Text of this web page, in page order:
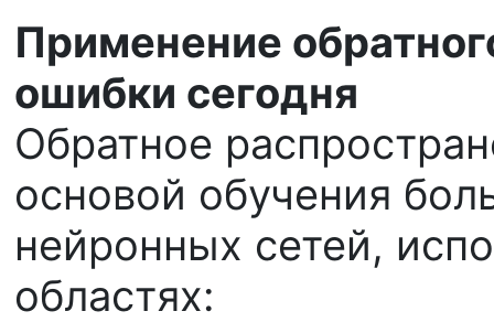
Применение
ошибки сегодня
Обратное
основой обучения
нейронных сетей,
областях: